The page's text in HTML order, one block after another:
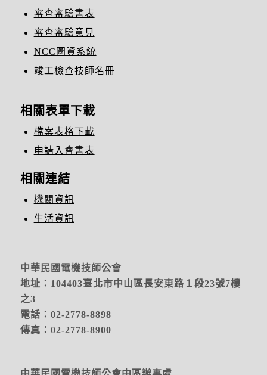
審查審驗書表
審查審驗意見
NCC圖資系統
竣工檢查技師名冊
相關表單下載
檔案表格下載
申請入會書表
相關連結
機關資訊
生活資訊
中華民國電機技師公會
地址：104403臺北市中山區長安東路１段23號7樓
之3
電話：02-2778-8898
傳真：02-2778-8900